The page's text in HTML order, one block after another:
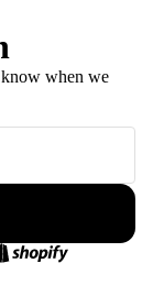
when we